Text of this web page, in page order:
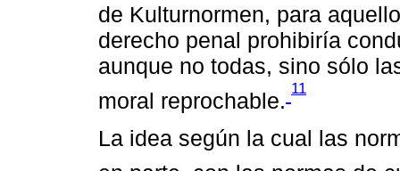
de Kulturnormen, para
derecho penal prohibiría
aunque no todas, sino sólo
moral reprochable.
11
La idea según la cual las